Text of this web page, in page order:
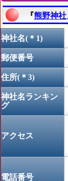
『熊野神社
神社名(＊1)
郵便番号
住所(＊3)
神社名ランキン
グ
アクセス
電話番号